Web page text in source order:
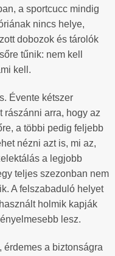
a sportcucc mindig
nincs helye,
dobozok és tárolók
tűnik: nem kell
kell.
Évente kétszer
rászánni arra, hogy az
a többi pedig feljebb
nézni azt is, mi az,
a legjobb
teljes szezonban nem
A felszabaduló helyet
holmik kapják
lesz.
érdemes a biztonságra